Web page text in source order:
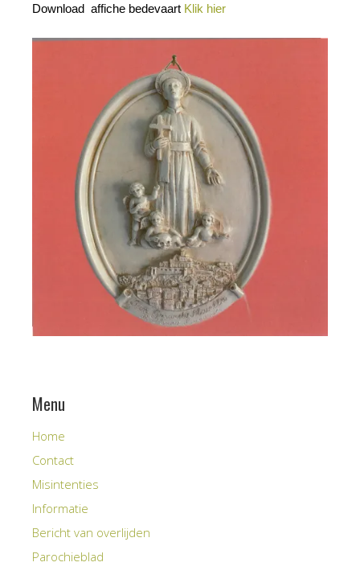
Download affiche bedevaart Klik hier
Menu
Home
Contact
Misintenties
Informatie
Bericht van overlijden
Parochieblad